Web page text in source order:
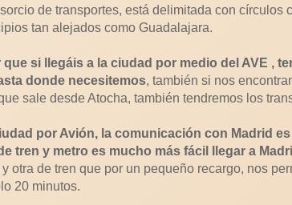
de transportes, está delimitada con círculos
tan alejados como Guadalajara.
si llegáis a la ciudad por medio del AVE ,
donde necesitemos, también si nos
sale desde Atocha, también tendremos los
por Avión, la comunicación con Madrid
tren y metro es mucho más fácil llegar a
otra de tren que por un pequeño recargo, nos
20 minutos.